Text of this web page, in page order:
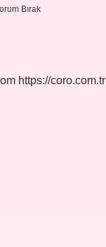
Bırak
https://coro.com.tr